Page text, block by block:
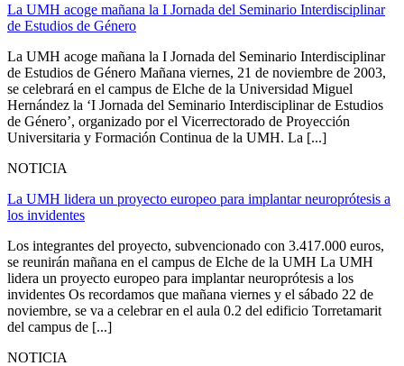
La UMH acoge mañana la I Jornada del Seminario Interdisciplinar
de Estudios de Género
La UMH acoge mañana la I Jornada del Seminario Interdisciplinar
de Estudios de Género Mañana viernes, 21 de noviembre de 2003,
se celebrará en el campus de Elche de la Universidad Miguel
Hernández la ‘I Jornada del Seminario Interdisciplinar de Estudios
de Género’, organizado por el Vicerrectorado de Proyección
Universitaria y Formación Continua de la UMH. La [...]
NOTICIA
La UMH lidera un proyecto europeo para implantar neuroprótesis a
los invidentes
Los integrantes del proyecto, subvencionado con 3.417.000 euros,
se reunirán mañana en el campus de Elche de la UMH La UMH
lidera un proyecto europeo para implantar neuroprótesis a los
invidentes Os recordamos que mañana viernes y el sábado 22 de
noviembre, se va a celebrar en el aula 0.2 del edificio Torretamarit
del campus de [...]
NOTICIA